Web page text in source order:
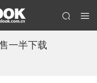
一半下载